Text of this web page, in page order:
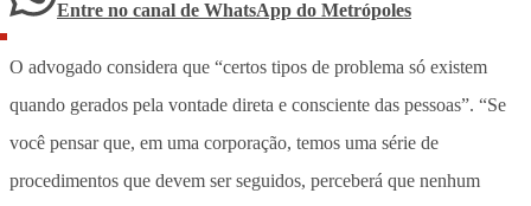
Entre no canal de WhatsApp do Metrópoles
O advogado considera que “certos tipos de problema só existem
quando gerados pela vontade direta e consciente das pessoas”. “Se
você pensar que, em uma corporação, temos uma série de
procedimentos que devem ser seguidos, perceberá que nenhum